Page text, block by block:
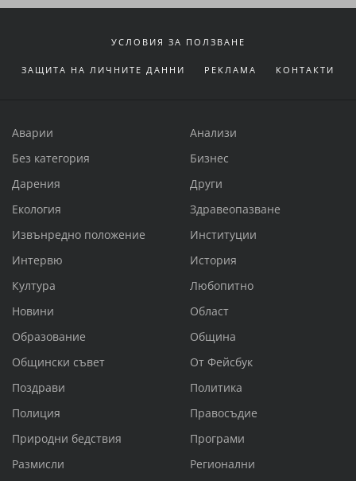
УСЛОВИЯ ЗА ПОЛЗВАНЕ
ЗАЩИТА НА ЛИЧНИТЕ ДАННИ РЕКЛАМА КОНТАКТИ
Аварии
Анализи
Без категория
Бизнес
Дарения
Други
Екология
Здравеопазване
Извънредно положение
Институции
Интервю
История
Култура
Любопитно
Новини
Област
Образование
Община
Общински съвет
От Фейсбук
Поздрави
Политика
Полиция
Правосъдие
Природни бедствия
Програми
Размисли
Регионални